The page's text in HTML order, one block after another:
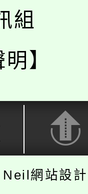
組
】
Neil網站設